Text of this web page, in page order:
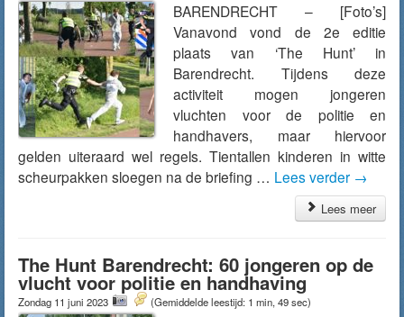
BARENDRECHT – [Foto’s]
Vanavond vond de 2e editie
plaats van ‘The Hunt’ in
Barendrecht. Tijdens deze
activiteit mogen jongeren
vluchten voor de politie en
handhavers, maar hiervoor
gelden uiteraard wel regels. Tientallen kinderen in witte
scheurpakken sloegen na de briefing … Lees verder →
Lees meer
The Hunt Barendrecht: 60 jongeren op de
vlucht voor politie en handhaving
Zondag 11 juni 2023 (Gemiddelde leestijd: 1 min, 49 sec)